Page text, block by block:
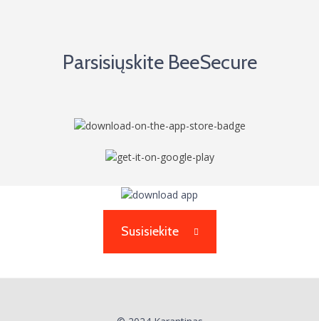
Parsisiųskite BeeSecure
Susisiekite